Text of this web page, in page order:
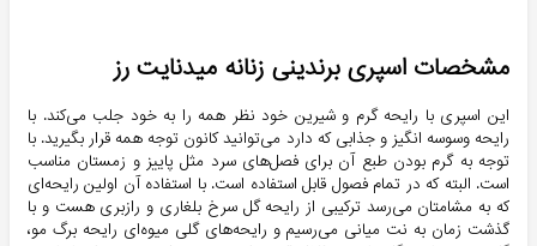
مشخصات اسپری برندینی زنانه میدنایت رز
این اسپری با رایحه گرم و شیرین خود نظر همه را به خود جلب می‌کند. با
رایحه وسوسه انگیز و جذابی که دارد می‌توانید کانون توجه همه قرار بگیرید. با
توجه به گرم بودن طبع آن برای فصل‌های سرد مثل پاییز و زمستان مناسب
است. البته که در تمام فصول قابل استفاده است. با استفاده آن اولین رایحه‌ای
که به مشامتان می‌رسد ترکیبی از رایحه گل سرخ بلغاری و رازبری هست و با
گذشت زمان به نت میانی می‌رسیم و رایحه‌های گلی میوه‌ای رایحه برگ مو،